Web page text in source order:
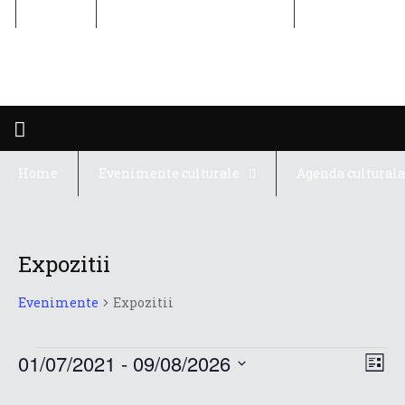
Home Evenimente culturale Agenda culturala
Expozitii
Evenimente Expozitii
Evenimente Listă
01/07/2021 - 09/08/2026